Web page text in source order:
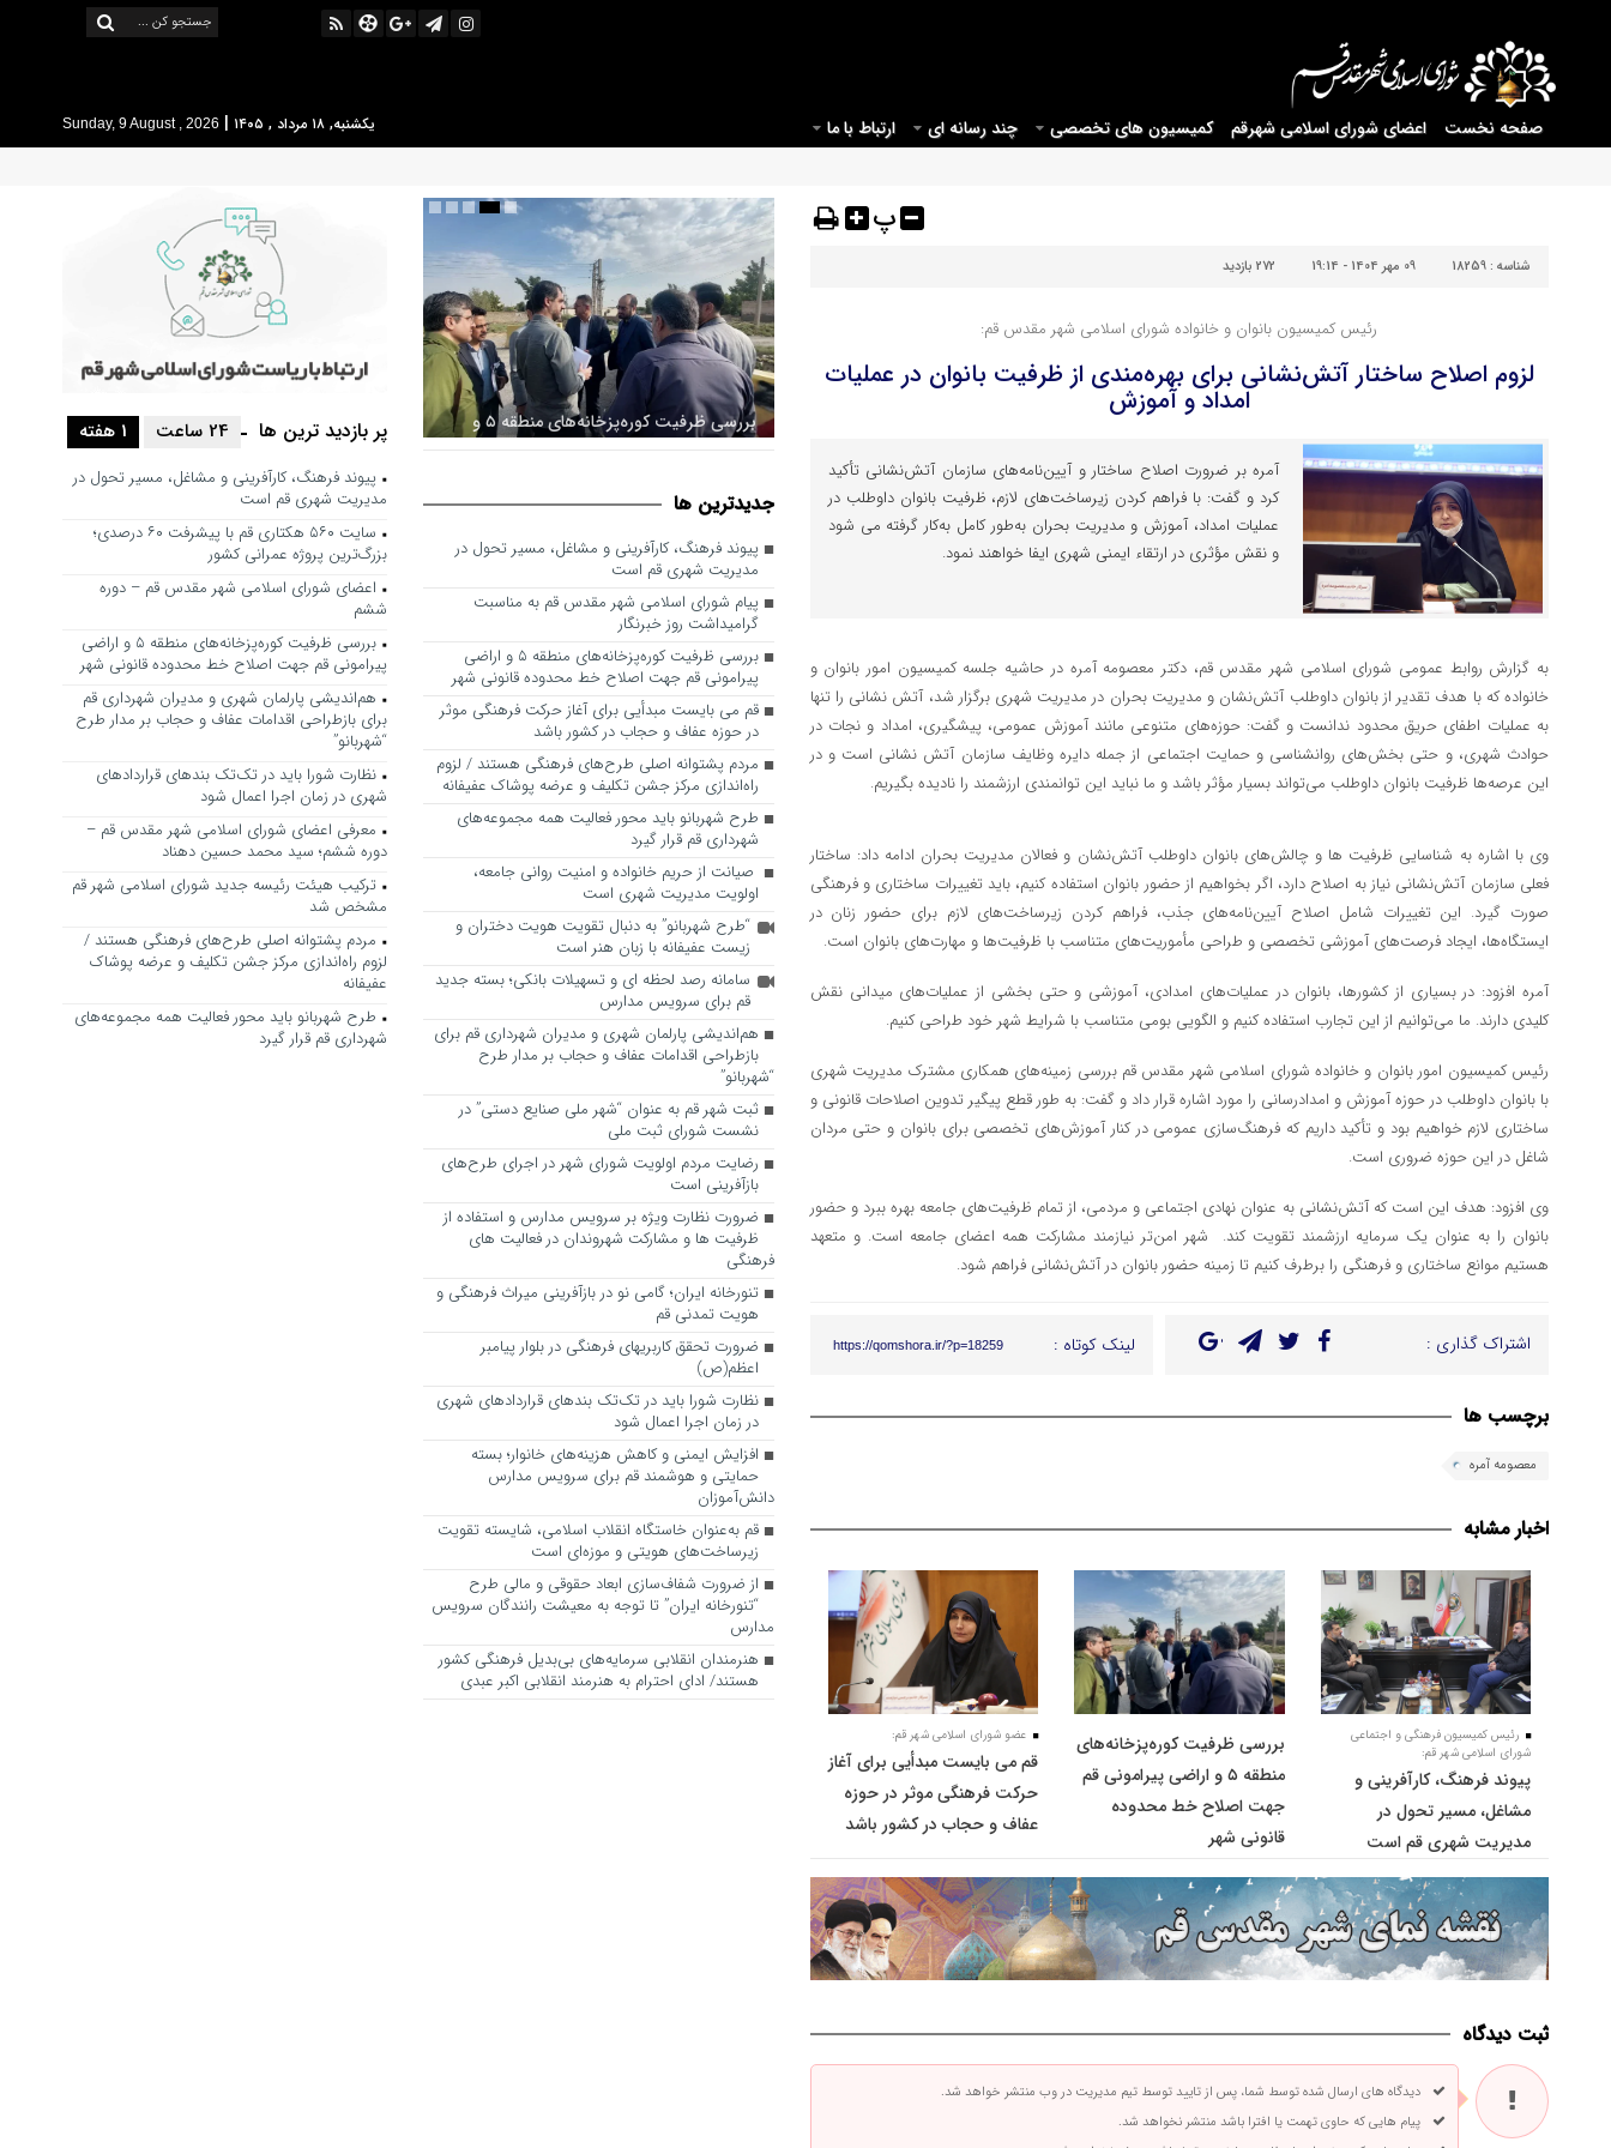
صفحه نخست اعضای شورای اسلامی شهرقم کمیسیون های تخصصی چند رسانه ای ارتباط با ما یکشنبه, ۱۸ مرداد , ۱۴۰۵ |
Sunday, 9 August , 2026
پ
شناسه : 18259 09 مهر 1404 - 19:14 272 بازدید
رئیس کمیسیون بانوان و خانواده شورای اسلامی شهر مقدس قم:
لزوم اصلاح ساختار آتش‌نشانی برای بهره‌مندی از ظرفیت بانوان در عملیات
امداد و آموزش
آمره بر ضرورت اصلاح ساختار و آیین‌نامه‌های سازمان آتش‌نشانی تأکید
کرد و گفت: با فراهم کردن زیرساخت‌های لازم، ظرفیت بانوان داوطلب در
عملیات امداد، آموزش و مدیریت بحران به‌طور کامل به‌کار گرفته می شود
و نقش مؤثری در ارتقاء ایمنی شهری ایفا خواهند نمود.
به گزارش روابط عمومی شورای اسلامی شهر مقدس قم، دکتر معصومه آمره در حاشیه جلسه کمیسیون امور بانوان و
خانواده که با هدف تقدیر از بانوان داوطلب آتش‌نشان و مدیریت بحران در مدیریت شهری برگزار شد، آتش نشانی را تنها
به عملیات اطفای حریق محدود ندانست و گفت: حوزه‌های متنوعی مانند آموزش عمومی، پیشگیری، امداد و نجات در
حوادث شهری، و حتی بخش‌های روانشناسی و حمایت اجتماعی از جمله دایره وظایف سازمان آتش نشانی است و در
این عرصه‌ها ظرفیت بانوان داوطلب می‌تواند بسیار مؤثر باشد و ما نباید این توانمندی ارزشمند را نادیده بگیریم.
وی با اشاره به شناسایی ظرفیت ها و چالش‌های بانوان داوطلب آتش‌نشان و فعالان مدیریت بحران ادامه داد: ساختار
فعلی سازمان آتش‌نشانی نیاز به اصلاح دارد، اگر بخواهیم از حضور بانوان استفاده کنیم، باید تغییرات ساختاری و فرهنگی
صورت گیرد. این تغییرات شامل اصلاح آیین‌نامه‌های جذب، فراهم کردن زیرساخت‌های لازم برای حضور زنان در
ایستگاه‌ها، ایجاد فرصت‌های آموزشی تخصصی و طراحی مأموریت‌های متناسب با ظرفیت‌ها و مهارت‌های بانوان است.
آمره افزود: در بسیاری از کشورها، بانوان در عملیات‌های امدادی، آموزشی و حتی بخشی از عملیات‌های میدانی نقش
کلیدی دارند. ما می‌توانیم از این تجارب استفاده کنیم و الگویی بومی متناسب با شرایط شهر خود طراحی کنیم.
رئیس کمیسیون امور بانوان و خانواده شورای اسلامی شهر مقدس قم بررسی زمینه‌های همکاری مشترک مدیریت شهری
با بانوان داوطلب در حوزه آموزش و امدادرسانی را مورد اشاره قرار داد و گفت: به طور قطع پیگیر تدوین اصلاحات قانونی و
ساختاری لازم خواهیم بود و تأکید داریم که فرهنگ‌سازی عمومی در کنار آموزش‌های تخصصی برای بانوان و حتی مردان
شاغل در این حوزه ضروری است.
وی افزود: هدف این است که آتش‌نشانی به عنوان نهادی اجتماعی و مردمی، از تمام ظرفیت‌های جامعه بهره ببرد و حضور
بانوان را به عنوان یک سرمایه ارزشمند تقویت کند. شهر امن‌تر نیازمند مشارکت همه اعضای جامعه است. و متعهد
هستیم موانع ساختاری و فرهنگی را برطرف کنیم تا زمینه حضور بانوان در آتش‌نشانی فراهم شود.
اشتراک گذاری : لینک کوتاه : https://qomshora.ir/?p=18259
برچسب ها
معصومه آمره
اخبار مشابه
رئیس کمیسیون فرهنگی و اجتماعی
شورای اسلامی شهر قم:
پیوند فرهنگ، کارآفرینی و
مشاغل، مسیر تحول در
مدیریت شهری قم است
بررسی ظرفیت کوره‌پزخانه‌های
منطقه ۵ و اراضی پیرامونی قم
جهت اصلاح خط محدوده
قانونی شهر
عضو شورای اسلامی شهر قم:
قم می بایست مبدأیی برای آغاز
حرکت فرهنگی موثر در حوزه
عفاف و حجاب در کشور باشد
ثبت دیدگاه
دیدگاه های ارسال شده توسط شما، پس از تایید توسط تیم مدیریت در وب منتشر خواهد شد.
پیام هایی که حاوی تهمت یا افترا باشد منتشر نخواهد شد.
بررسی ظرفیت کوره‌پزخانه‌های منطقه ۵ و
جديدترين ها
پیوند فرهنگ، کارآفرینی و مشاغل، مسیر تحول در
مدیریت شهری قم است
پیام شورای اسلامی شهر مقدس قم به مناسبت
گرامیداشت روز خبرنگار
بررسی ظرفیت کوره‌پزخانه‌های منطقه ۵ و اراضی
پیرامونی قم جهت اصلاح خط محدوده قانونی شهر
قم می بایست مبدأیی برای آغاز حرکت فرهنگی موثر
در حوزه عفاف و حجاب در کشور باشد
مردم پشتوانه اصلی طرح‌های فرهنگی هستند / لزوم
راه‌اندازی مرکز جشن تکلیف و عرضه پوشاک عفیفانه
طرح شهربانو باید محور فعالیت همه مجموعه‌های
شهرداری قم قرار گیرد
صیانت از حریم خانواده و امنیت روانی جامعه،
اولویت مدیریت شهری است
“طرح شهربانو” به دنبال تقویت هویت دختران و
زیست عفیفانه با زبان هنر است
سامانه رصد لحظه ای و تسهیلات بانکی؛ بسته جدید
قم برای سرویس مدارس
هم‌اندیشی پارلمان شهری و مدیران شهرداری قم برای
بازطراحی اقدامات عفاف و حجاب بر مدار طرح
“شهربانو”
ثبت شهر قم به عنوان “شهر ملی صنایع دستی” در
نشست شورای ثبت ملی
رضایت مردم اولویت شورای شهر در اجرای طرح‌های
بازآفرینی است
ضرورت نظارت ویژه بر سرویس مدارس و استفاده از
ظرفیت ها و مشارکت شهروندان در فعالیت های
فرهنگی
تنورخانه ایران؛ گامی نو در بازآفرینی میراث فرهنگی و
هویت تمدنی قم
ضرورت تحقق کاربری­های فرهنگی در بلوار پیامبر
اعظم(ص)
نظارت شورا باید در تک‌تک بندهای قراردادهای شهری
در زمان اجرا اعمال شود
افزایش ایمنی و کاهش هزینه‌های خانوار؛ بسته
حمایتی و هوشمند قم برای سرویس مدارس
دانش‌آموزان
قم به‌عنوان خاستگاه انقلاب اسلامی، شایسته تقویت
زیرساخت‌های هویتی و موزه‌ای است
از ضرورت شفاف‌سازی ابعاد حقوقی و مالی طرح
“تنورخانه ایران” تا توجه به معیشت رانندگان سرویس
مدارس
هنرمندان انقلابی سرمایه‌های بی‌بدیل فرهنگی کشور
هستند/ ادای احترام به هنرمند انقلابی اکبر عبدی
پر بازدید ترین ها 1 هفته 24 ساعت
پیوند فرهنگ، کارآفرینی و مشاغل، مسیر تحول در
مدیریت شهری قم است
سایت ۵۶۰ هکتاری قم با پیشرفت ۶۰ درصدی؛
بزرگ‌ترین پروژه عمرانی کشور
اعضای شورای اسلامی شهر مقدس قم – دوره
ششم
بررسی ظرفیت کوره‌پزخانه‌های منطقه ۵ و اراضی
پیرامونی قم جهت اصلاح خط محدوده قانونی شهر
هم‌اندیشی پارلمان شهری و مدیران شهرداری قم
برای بازطراحی اقدامات عفاف و حجاب بر مدار طرح
“شهربانو”
نظارت شورا باید در تک‌تک بندهای قراردادهای
شهری در زمان اجرا اعمال شود
معرفی اعضای شورای اسلامی شهر مقدس قم –
دوره ششم؛ سید محمد حسین دهناد
ترکیب هیئت رئیسه جدید شورای اسلامی شهر قم
مشخص شد
مردم پشتوانه اصلی طرح‌های فرهنگی هستند /
لزوم راه‌اندازی مرکز جشن تکلیف و عرضه پوشاک
عفیفانه
طرح شهربانو باید محور فعالیت همه مجموعه‌های
شهرداری قم قرار گیرد